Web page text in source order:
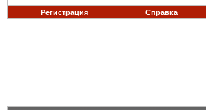
Регистрация Справка